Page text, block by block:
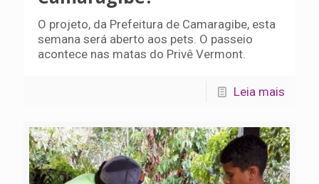
O projeto, da Prefeitura de Camaragibe, esta
semana será aberto aos pets. O passeio
acontece nas matas do Privê Vermont.
Leia mais